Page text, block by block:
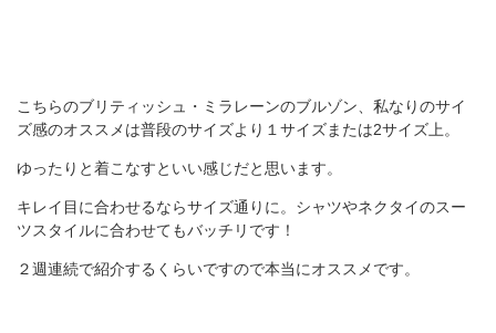
こちらのブリティッシュ・ミラレーンのブルゾン、私なりのサイ
ズ感のオススメは普段のサイズより１サイズまたは2サイズ上。
ゆったりと着こなすといい感じだと思います。
キレイ目に合わせるならサイズ通りに。シャツやネクタイのスー
ツスタイルに合わせてもバッチリです！
２週連続で紹介するくらいですので本当にオススメです。